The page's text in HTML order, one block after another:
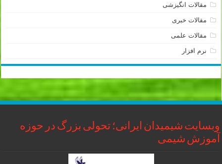
مقالات انگیزشی
مقالات خبری
مقالات علمی
نرم افزار
وبسایت شیمیدان ایرانی؛ تحولی بزرگ در حوزه
آموزش شیمی